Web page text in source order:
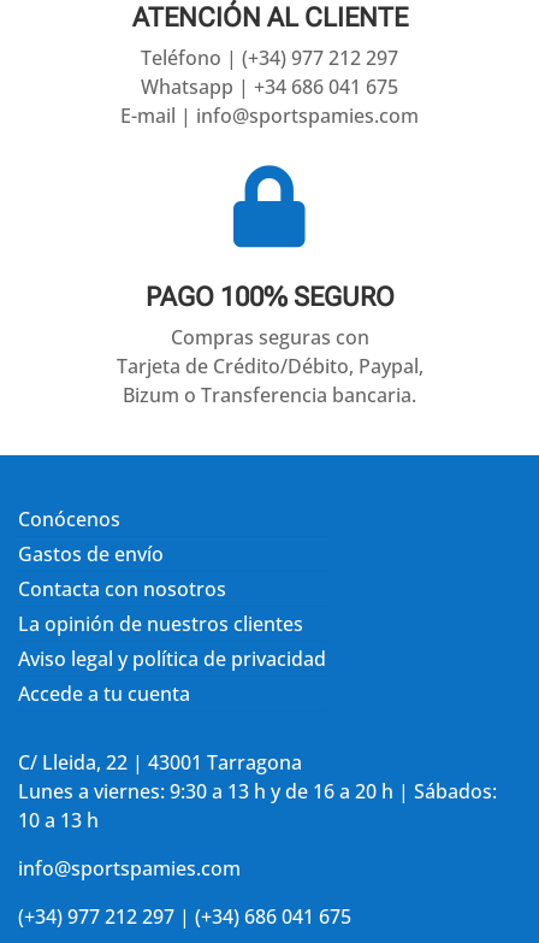
ATENCIÓN AL CLIENTE
Teléfono | (+34) 977 212 297
Whatsapp | +34 686 041 675
E-mail | info@sportspamies.com

PAGO 100% SEGURO
Compras seguras con
Tarjeta de Crédito/Débito, Paypal,
Bizum o Transferencia bancaria.
Conócenos
Gastos de envío
Contacta con nosotros
La opinión de nuestros clientes
Aviso legal y política de privacidad
Accede a tu cuenta
C/ Lleida, 22 | 43001 Tarragona
Lunes a viernes: 9:30 a 13 h y de 16 a 20 h | Sábados:
10 a 13 h
info@sportspamies.com
(+34) 977 212 297 | (+34) 686 041 675